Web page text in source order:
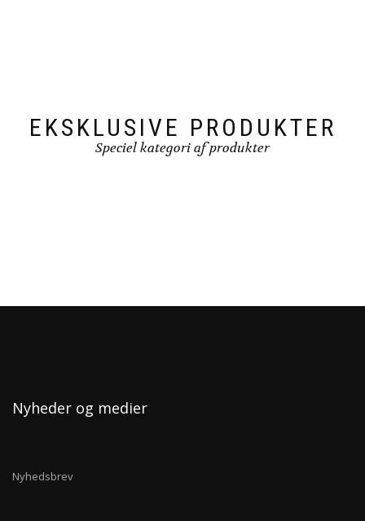
EKSKLUSIVE PRODUKTER
Speciel kategori af produkter
Nyheder og medier
Nyhedsbrev